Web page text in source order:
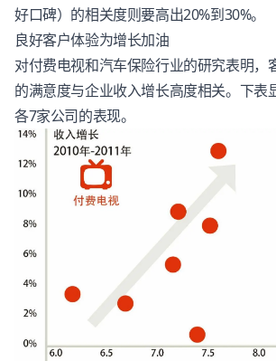
好口碑）的相关度则要高出20%到30%。
良好客户体验为增长加油
对付费电视和汽车保险行业的研究表明，
的满意度与企业收入增长高度相关。下表
各7家公司的表现。